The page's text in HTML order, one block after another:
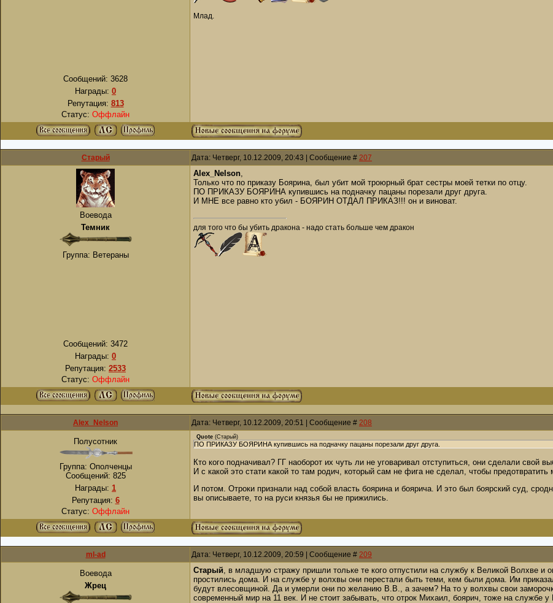
Сообщений: 3628
Награды: 0
Репутация: 813
Статус: Оффлайн
Млад.
Старый Дата: Четверг, 10.12.2009, 20:43 | Сообщение # 207
Воевода
Темник
Группа: Ветераны
Сообщений: 3472
Награды: 0
Репутация: 2533
Статус: Оффлайн
Alex_Nelson,
Только что по приказу Боярина, был убит мой троюрный брат сестры моей тетки по отцу.
ПО ПРИКАЗУ БОЯРИНА купившись на подначку пацаны порезали друг друга.
И МНЕ все равно кто убил - БОЯРИН ОТДАЛ ПРИКАЗ!!! он и виноват.
для того что бы убить дракона - надо стать больше чем дракон
Alex_Nelson Дата: Четверг, 10.12.2009, 20:51 | Сообщение # 208
Полусотник
Группа: Ополченцы
Сообщений: 825
Награды: 1
Репутация: 6
Статус: Оффлайн
Quote (Старый)
ПО ПРИКАЗУ БОЯРИНА купившись на подначку пацаны порезали друг друга.
Кто кого подначивал? ГГ наоборот их чуть ли не уговаривал отступиться, они сделали свой
И с какой это стати какой то там родич, который сам не фига не сделал, чтобы
И потом. Отроки признали над собой власть боярина и боярича. И это был боярский суд,
вы описываете, то на руси князья бы не прижились.
ml-ad Дата: Четверг, 10.12.2009, 20:59 | Сообщение # 209
Воевода
Жрец
Старый, в младшую стражу пришли тольке те кого отпустили на службу к Великой Волхве
простились дома. И на службе у волхвы они перестали быть теми, кем были дома. Им
будут влесовщиной. Да и умерли они по желанию В.В., а зачем? На то у волхвы свои
современный мир на 11 век. И не стоит забывать, что отрок Михаил, боярич, тоже на службе